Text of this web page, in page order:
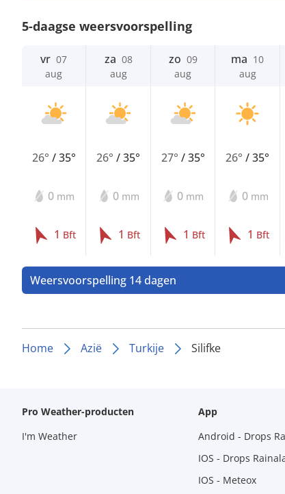
5-daagse weersvoorspelling
vr 07
aug
26° /35°
0 mm
1 Bft
za 08
aug
26°/35°
0 mm
1 Bft
zo 09
aug
27° /35°
0 mm
1 Bft
ma 10
aug
26°/35°
0 mm
1 Bft
Weersvoorspelling 14 dagen
Home Azië Turkije Silifke
Pro Weather-producten
I'm Weather
App
Android - Drops
IOS - Drops
IOS - Meteox